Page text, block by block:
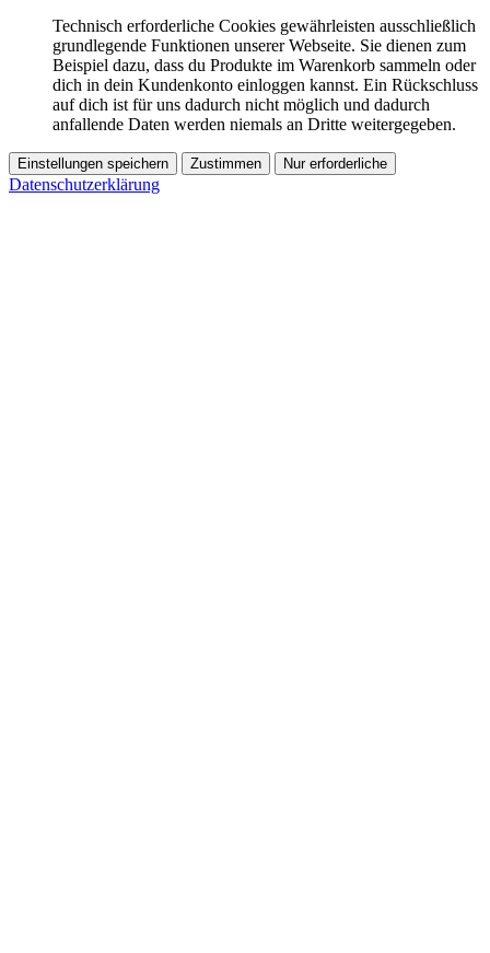
Technisch erforderliche Cookies gewährleisten ausschließlich
grundlegende Funktionen unserer Webseite. Sie dienen zum
Beispiel dazu, dass du Produkte im Warenkorb sammeln oder
dich in dein Kundenkonto einloggen kannst. Ein Rückschluss
auf dich ist für uns dadurch nicht möglich und dadurch
anfallende Daten werden niemals an Dritte weitergegeben.
Einstellungen speichern Zustimmen Nur erforderliche
Datenschutzerklärung